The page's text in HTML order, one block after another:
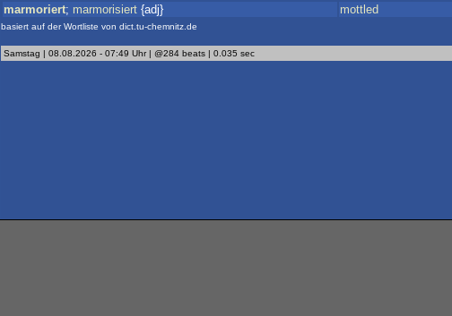
marmoriert; marmorisiert {adj} mottled
basiert auf der Wortliste von dict.tu-chemnitz.de
Samstag | 08.08.2026 - 07:49 Uhr | @284 beats | 0.035 sec